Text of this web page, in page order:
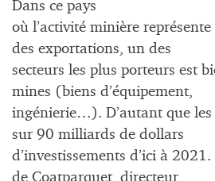
Dans ce pays
où l’activité minière
des exportations, un des
secteurs les plus porteurs est
mines (biens d’équipement,
ingénierie…). D’autant que
sur 90 milliards de dollars
d’investissements d’ici à
de Coatparquet, directeur